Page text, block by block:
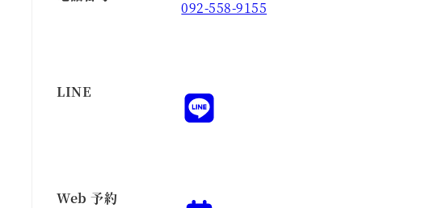
092-558-9155
LINE
Web 予約